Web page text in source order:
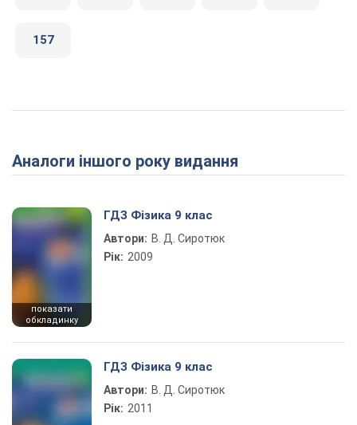
157
Аналоги іншого року видання
показати
обкладинку
ГДЗ Фізика 9 клас
Автори: В. Д. Сиротюк
Рік: 2009
ГДЗ Фізика 9 клас
Автори: В. Д. Сиротюк
Рік: 2011